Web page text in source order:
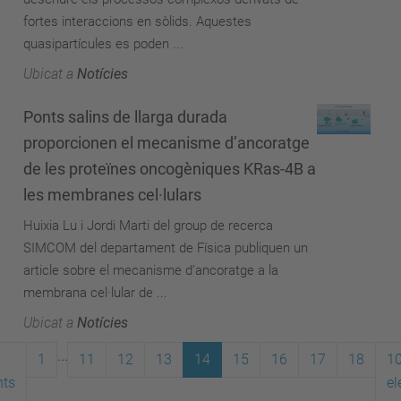
fortes interaccions en sòlids. Aquestes
quasipartícules es poden ...
Ubicat a Notícies
Ponts salins de llarga durada
proporcionen el mecanisme d’ancoratge
de les proteïnes oncogèniques KRas-4B a
les membranes cel·lulars
Huixia Lu i Jordi Marti del group de recerca
SIMCOM del departament de Física publiquen un
article sobre el mecanisme d’ancoratge a la
membrana cel·lular de ...
Ubicat a Notícies
1 11 12 13 14 15 16 17 18